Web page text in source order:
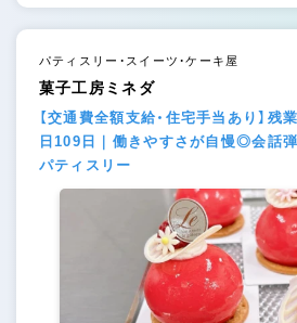
パティスリー・スイーツ・ケーキ屋
菓子工房ミネダ
【交通費全額支給・住宅手当あり】
日109日｜働きやすさが自慢◎会話
パティスリー